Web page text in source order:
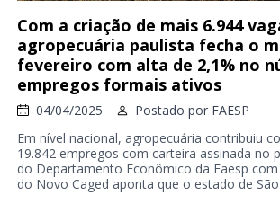
Com a criação de mais 6.944
agropecuária paulista fecha o
fevereiro com alta de 2,1% no
empregos formais ativos
04/04/2025 Postado por FAESP
Em nível nacional, agropecuária contribuiu
19.842 empregos com carteira assinada no
do Departamento Econômico da Faesp
do Novo Caged aponta que o estado de